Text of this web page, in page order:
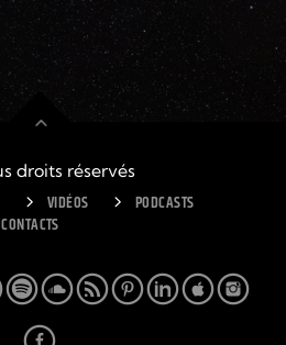
droits réservés
VIDÉOS
PODCASTS
CONTACTS